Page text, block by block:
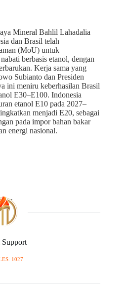
Mineral Bahlil Lahadalia
dan Brasil telah
(MoU) untuk
berbasis etanol, dengan
Kerja sama yang
Subianto dan Presiden
ini meniru keberhasilan Brasil
E30–E100. Indonesia
etanol E10 pada 2027–
menjadi E20, sebagai
pada impor bahan bakar
energi nasional.
1027